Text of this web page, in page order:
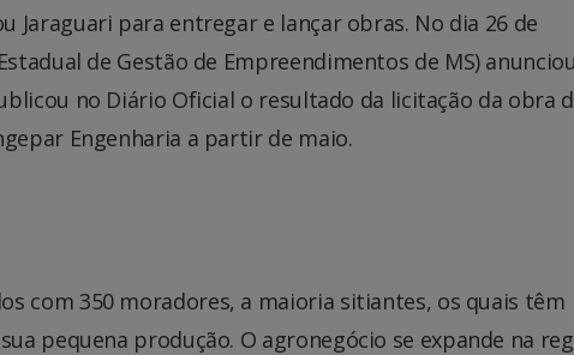
Jaraguari para entregar e lançar obras. No dia 26 de
de Gestão de Empreendimentos de MS)
no Diário Oficial o resultado da licitação da obra
Engenharia a partir de maio.
com 350 moradores, a maioria sitiantes, os quais têm
pequena produção. O agronegócio se expande na